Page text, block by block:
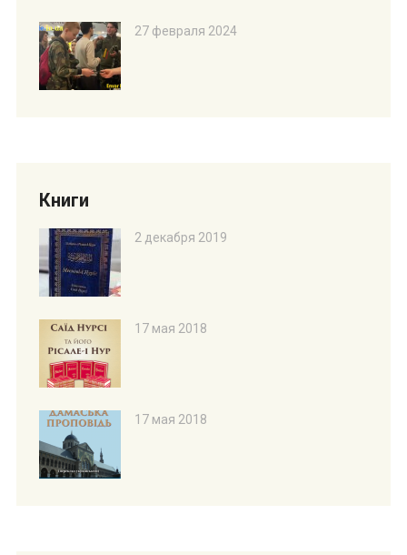
27 февраля 2024
Книги
2 декабря 2019
17 мая 2018
17 мая 2018